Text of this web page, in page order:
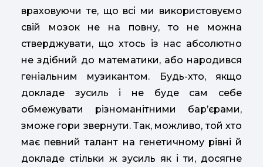
враховуючи те, що всі ми використовуємо
свій мозок не на повну, то не можна
стверджувати, що хтось із нас абсолютно
не здібний до математики, або народився
геніальним музикантом. Будь-хто, якщо
докладе зусиль і не буде сам себе
обмежувати різноманітними бар’єрами,
зможе гори звернути. Так, можливо, той хто
має певний талант на генетичному рівні й
докладе стільки ж зусиль як і ти, досягне